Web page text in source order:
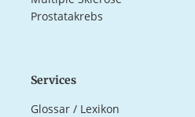
Prostatakrebs
Services
Glossar / Lexikon